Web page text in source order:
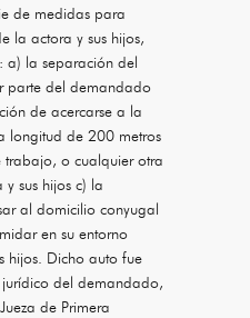
de medidas para
la actora y sus hijos,
a) la separación del
parte del demandado
de acercarse a la
longitud de 200 metros
o cualquier otra
sus hijos c) la
al domicilio conyugal
en su entorno
hijos. Dicho auto fue
del demandado,
de Primera